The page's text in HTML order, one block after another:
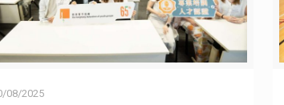
08/2025